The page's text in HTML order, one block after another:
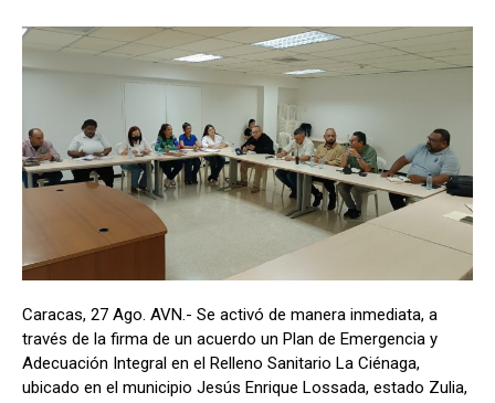
Caracas, 27 Ago. AVN.- Se activó de manera inmediata, a
través de la firma de un acuerdo un Plan de Emergencia y
Adecuación Integral en el Relleno Sanitario La Ciénaga,
ubicado en el municipio Jesús Enrique Lossada, estado Zulia,